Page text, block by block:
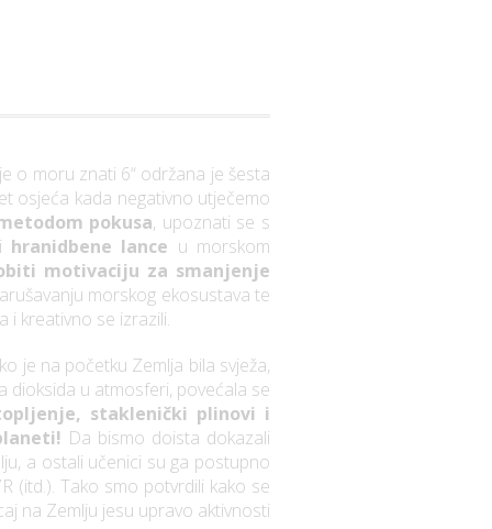
o moru znati 6“ održana je šesta
osjeća kada negativno utječemo
pokusa, upoznati se s
hranidbene lance u morskom
motivaciju za smanjenje
morskog ekosustava te
i kreativno se izrazili.
je na početku Zemlja bila svježa,
dioksida u atmosferi, povećala se
staklenički plinovi i
Da bismo doista dokazali
a ostali učenici su ga postupno
(itd.). Tako smo potvrdili kako se
na Zemlju jesu upravo aktivnosti